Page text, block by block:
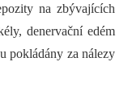
na zbývajících
denervační edém
pokládány za nálezy